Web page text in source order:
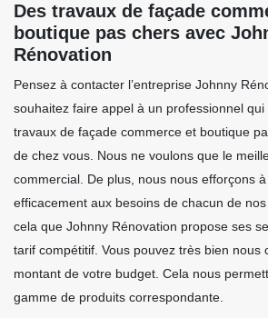
Des travaux de façade
boutique pas chers avec
Rénovation
Pensez à contacter l’entreprise Johnny
souhaitez faire appel à un professionnel
travaux de façade commerce et boutique
de chez vous. Nous ne voulons que le
commercial. De plus, nous nous efforçons
efficacement aux besoins de chacun de nos
cela que Johnny Rénovation propose ses
tarif compétitif. Vous pouvez très bien nous
montant de votre budget. Cela nous
gamme de produits correspondante.